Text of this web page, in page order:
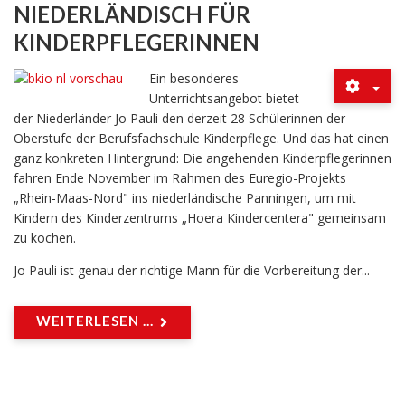
NIEDERLÄNDISCH FÜR
KINDERPFLEGERINNEN
Ein besonderes
Unterrichtsangebot bietet
der Niederländer Jo Pauli den derzeit 28 Schülerinnen der
Oberstufe der Berufsfachschule Kinderpflege. Und das hat einen
ganz konkreten Hintergrund: Die angehenden Kinderpflegerinnen
fahren Ende November im Rahmen des Euregio-Projekts
„Rhein-Maas-Nord" ins niederländische Panningen, um mit
Kindern des Kinderzentrums „Hoera Kindercentera" gemeinsam
zu kochen.
Jo Pauli ist genau der richtige Mann für die Vorbereitung der...
WEITERLESEN ...